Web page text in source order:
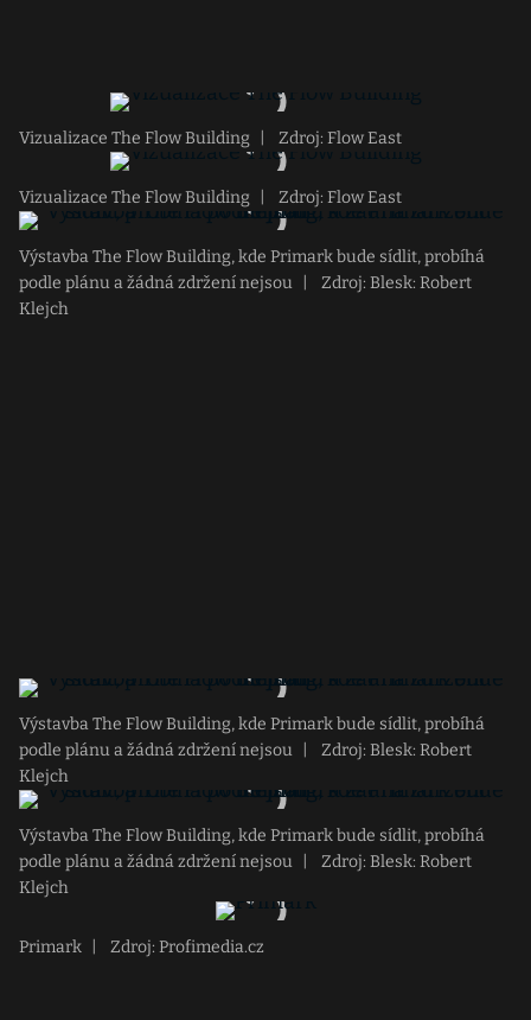
Vizualizace The Flow Building Zdroj: Flow East
Vizualizace The Flow Building Zdroj: Flow East
Výstavba The Flow Building, kde Primark bude sídlit, probíhá
podle plánu a žádná zdržení nejsou
Zdroj: Blesk: Robert
Klejch
Výstavba The Flow Building, kde Primark bude sídlit, probíhá
podle plánu a žádná zdržení nejsou
Zdroj: Blesk: Robert
Klejch
Výstavba The Flow Building, kde Primark bude sídlit, probíhá
podle plánu a žádná zdržení nejsou
Zdroj: Blesk: Robert
Klejch
Primark Zdroj: Profimedia.cz